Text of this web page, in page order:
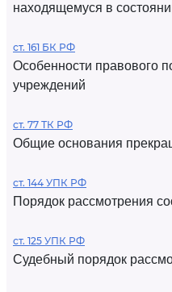
находящемуся в
ст. 161 БК РФ
Особенности правового
учреждений
ст. 77 ТК РФ
Общие основания
ст. 144 УПК РФ
Порядок рассмотрения
ст. 125 УПК РФ
Судебный порядок